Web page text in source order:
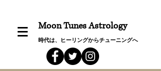
Moon Tunes Astrology
時代は、ヒーリングからチューニングへ